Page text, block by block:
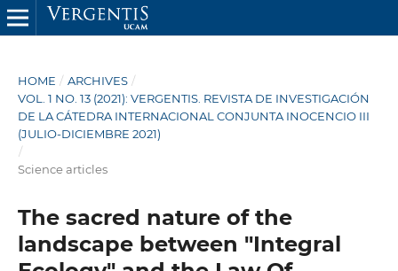
HOME / ARCHIVES /
VOL. 1 NO. 13 (2021): VERGENTIS. REVISTA DE INVESTIGACIÓN
DE LA CÁTEDRA INTERNACIONAL CONJUNTA INOCENCIO III
(JULIO-DICIEMBRE 2021)
/
Science articles
The sacred nature of the
landscape between "Integral